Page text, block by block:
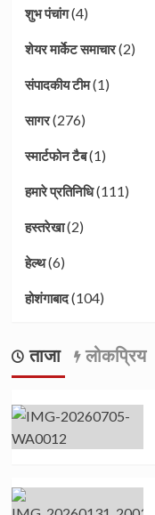
शुभ पंचांग(4)
शेयर मार्केट समाचार(2)
संपादकीय टीम(1)
सागर(276)
स्मार्टफोन टैब(1)
हमारे प्रतिनिधि(111)
हस्तरेखा(2)
हेल्थ(6)
होशंगाबाद(104)
ताजा लोकप्रिय